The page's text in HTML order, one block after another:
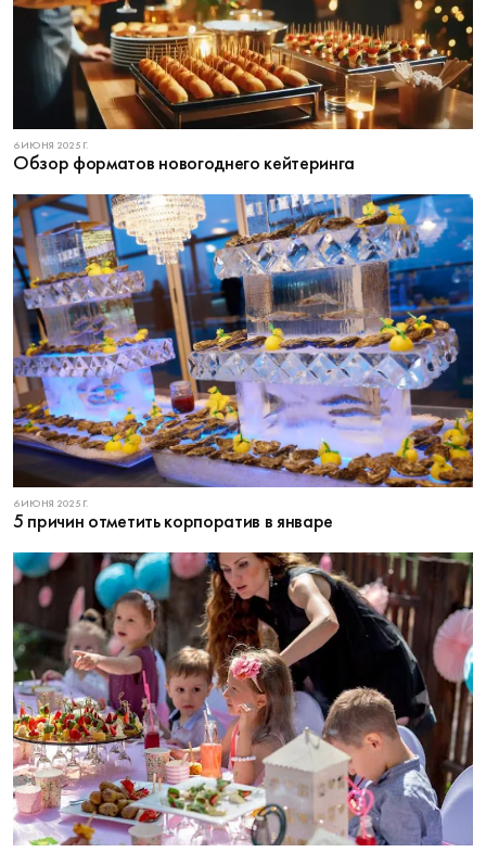
6 ИЮНЯ 2025 Г.
Обзор форматов новогоднего кейтеринга
6 ИЮНЯ 2025 Г.
5 причин отметить корпоратив в январе